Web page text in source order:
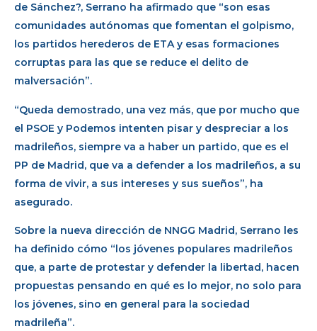
de Sánchez?, Serrano ha afirmado que “son esas
comunidades autónomas que fomentan el golpismo,
los partidos herederos de ETA y esas formaciones
corruptas para las que se reduce el delito de
malversación”.
“Queda demostrado, una vez más, que por mucho que
el PSOE y Podemos intenten pisar y despreciar a los
madrileños, siempre va a haber un partido, que es el
PP de Madrid, que va a defender a los madrileños, a su
forma de vivir, a sus intereses y sus sueños”, ha
asegurado.
Sobre la nueva dirección de NNGG Madrid, Serrano les
ha definido cómo “los jóvenes populares madrileños
que, a parte de protestar y defender la libertad, hacen
propuestas pensando en qué es lo mejor, no solo para
los jóvenes, sino en general para la sociedad
madrileña”.